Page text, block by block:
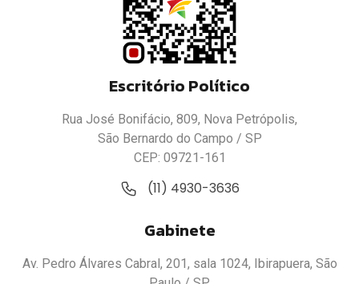
Escritório Político
Rua José Bonifácio, 809, Nova Petrópolis,
São Bernardo do Campo / SP
CEP: 09721-161
(11) 4930-3636
Gabinete
Av. Pedro Álvares Cabral, 201, sala 1024, Ibirapuera, São